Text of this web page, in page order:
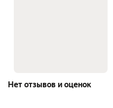
Нет отзывов и оценок